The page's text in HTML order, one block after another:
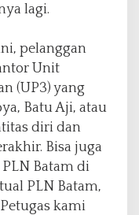
lagi.
pelanggan
Unit
(UP3) yang
Batu Aji, atau
diri dan
Bisa juga
Batam di
PLN Batam,
kami